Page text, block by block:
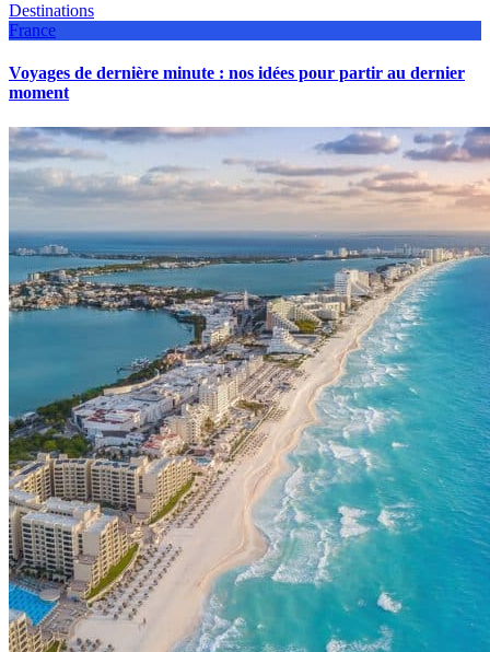
Destinations
France
Voyages de dernière minute : nos idées pour partir au dernier
moment